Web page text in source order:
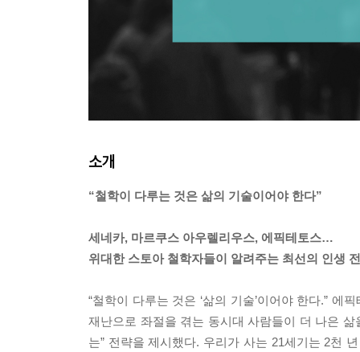
소개
“철학이 다루는 것은 삶의 기술이어야 한다”
세네카, 마르쿠스 아우렐리우스, 에픽테토스…
위대한 스토아 철학자들이 알려주는 최선의 인생
“철학이 다루는 것은 ‘삶의 기술’이어야 한다.”
재난으로 좌절을 겪는 동시대 사람들이 더 나은
는” 전략을 제시했다. 우리가 사는 21세기는 2천